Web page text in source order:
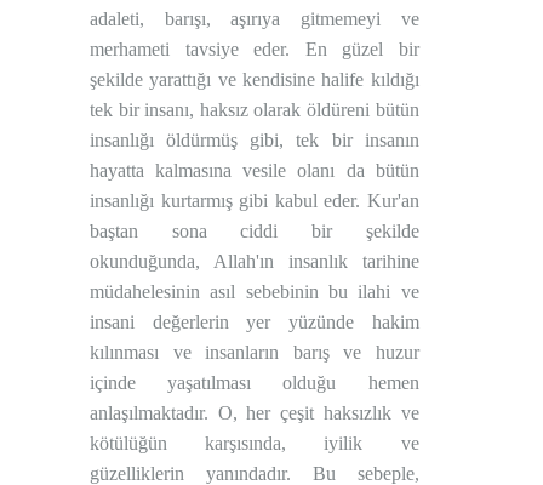
adaleti, barışı, aşırıya gitmemeyi ve
merhameti tavsiye eder. En güzel bir
şekilde yarattığı ve kendisine halife kıldığı
tek bir insanı, haksız olarak öldüreni bütün
insanlığı öldürmüş gibi, tek bir insanın
hayatta kalmasına vesile olanı da bütün
insanlığı kurtarmış gibi kabul eder. Kur'an
baştan sona ciddi bir şekilde
okunduğunda, Allah'ın insanlık tarihine
müdahelesinin asıl sebebinin bu ilahi ve
insani değerlerin yer yüzünde hakim
kılınması ve insanların barış ve huzur
içinde yaşatılması olduğu hemen
anlaşılmaktadır. O, her çeşit haksızlık ve
kötülüğün karşısında, iyilik ve
güzelliklerin yanındadır. Bu sebeple,